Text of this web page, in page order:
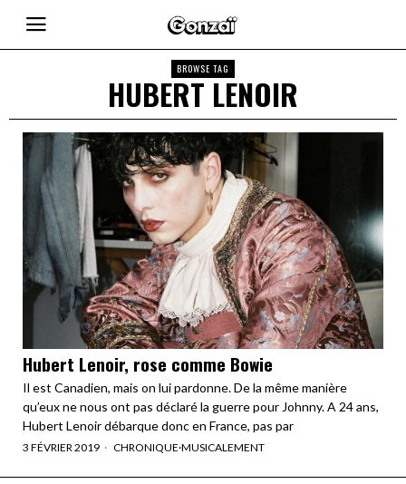
BROWSE TAG
HUBERT LENOIR
Hubert Lenoir, rose comme Bowie
Il est Canadien, mais on lui pardonne. De la même manière
qu’eux ne nous ont pas déclaré la guerre pour Johnny. A 24 ans,
Hubert Lenoir débarque donc en France, pas par
3 FÉVRIER 2019 CHRONIQUE·MUSICALEMENT